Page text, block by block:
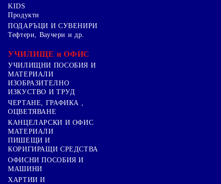
KIDS
Продукти
ПОДАРЪЦИ И СУВЕНИРИ
Тефтери, Ваучери и др.
УЧИЛИЩЕ и ОФИС
УЧИЛИЩНИ ПОСОБИЯ И
МАТЕРИАЛИ
ИЗОБРАЗИТЕЛНО
ИЗКУСТВО И ТРУД
ЧЕРТАНЕ, ГРАФИКА ,
ОЦВЕТЯВАНЕ
КАНЦЕЛАРСКИ И ОФИС
МАТЕРИАЛИ
ПИШЕЩИ И
КОРИГИРАЩИ СРЕДСТВА
ОФИСНИ ПОСОБИЯ И
МАШИНИ
ХАРТИИ И